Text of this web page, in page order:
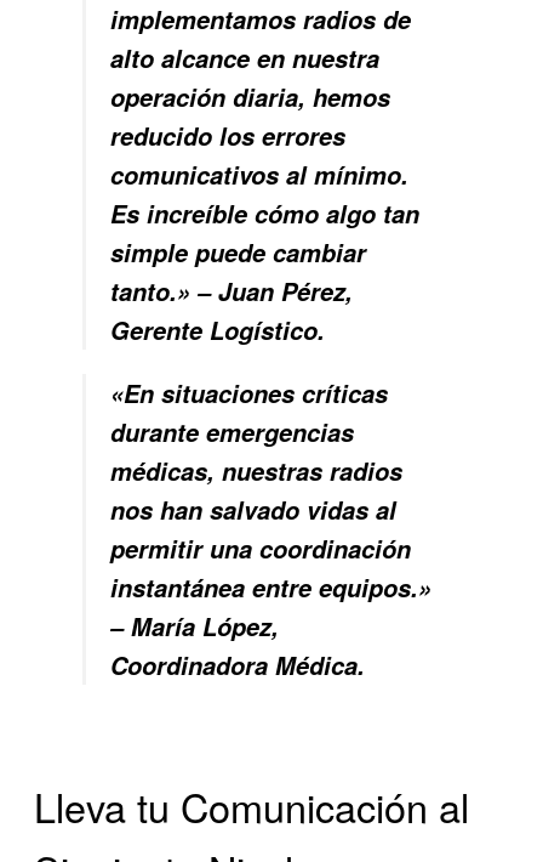
implementamos radios de
alto alcance en nuestra
operación diaria, hemos
reducido los errores
comunicativos al mínimo.
Es increíble cómo algo tan
simple puede cambiar
tanto.» – Juan Pérez,
Gerente Logístico.
«En situaciones críticas
durante emergencias
médicas, nuestras radios
nos han salvado vidas al
permitir una coordinación
instantánea entre equipos.»
– María López,
Coordinadora Médica.
Lleva tu Comunicación al